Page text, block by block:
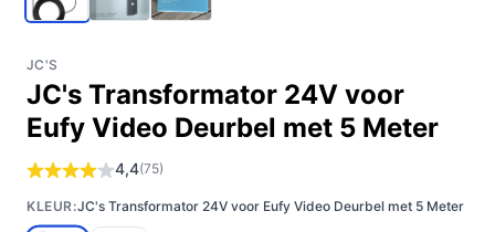
JC'S
JC's Transformator 24V voor
Eufy Video Deurbel met 5 Meter
4,4(75)
KLEUR:JC's Transformator 24V voor Eufy Video Deurbel met 5 Meter